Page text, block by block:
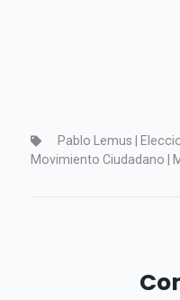
Pablo Lemus |
Movimiento Ciudadano |